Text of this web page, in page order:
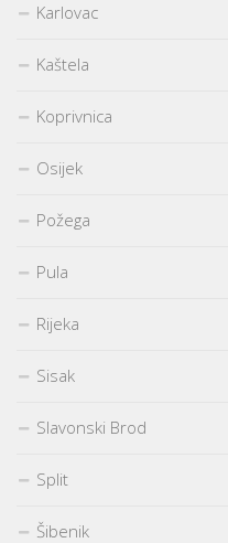
Karlovac
Kaštela
Koprivnica
Osijek
Požega
Pula
Rijeka
Sisak
Slavonski Brod
Split
Šibenik